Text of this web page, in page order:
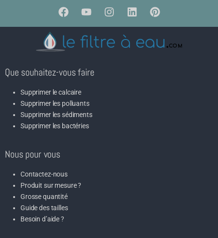
Que souhaitez-vous faire
Supprimer le calcaire
Supprimer les polluants
Supprimer les sédiments
Supprimer les bactéries
Nous pour vous
Contactez-nous
Produit sur mesure ?
Grosse quantité
Guide des tailles
Besoin d’aide ?